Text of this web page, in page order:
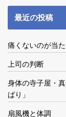
最近の投稿
痛くないのが当
上司の判断
身体の寺子屋・
ばり」
扇風機と体調